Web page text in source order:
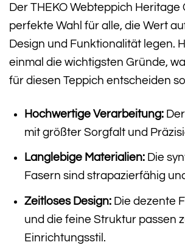
Der THEKO Webteppich Heritage
perfekte Wahl für alle, die Wert
Design und Funktionalität legen.
einmal die wichtigsten Gründe,
für diesen Teppich entscheiden
Hochwertige Verarbeitung:Der
mit größter Sorgfalt und
Langlebige Materialien:Die
Fasern sind strapazierfähig
Zeitloses Design:Die dezente
und die feine Struktur passen
Einrichtungsstil.